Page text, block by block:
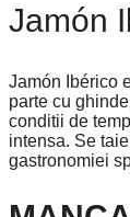
Jamón
Jamón Ibérico
parte cu
conditii de
intensa. Se
gastronomiei